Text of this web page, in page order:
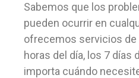
Sabemos que los
pueden ocurrir en
ofrecemos servicios de
horas del día, los 7 días
importa cuándo